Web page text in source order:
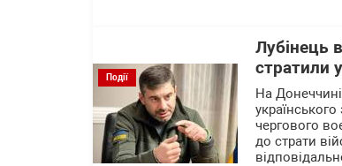
Події
Лубінець
стратили
На
чергового
до страти